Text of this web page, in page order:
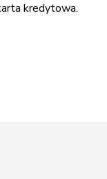
kredytowa.